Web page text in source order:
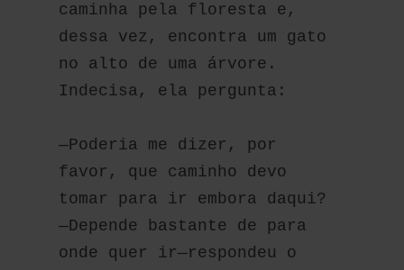
caminha pela floresta e,
dessa vez, encontra um gato
no alto de uma árvore.
Indecisa, ela pergunta:
—Poderia me dizer, por
favor, que caminho devo
tomar para ir embora daqui?
—Depende bastante de para
onde quer ir—respondeu o